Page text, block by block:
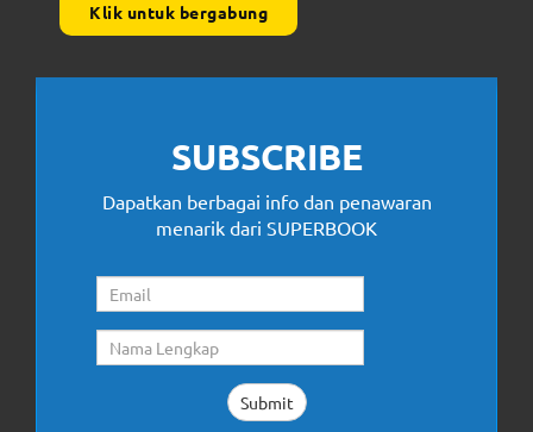
Klik untuk bergabung
SUBSCRIBE
Dapatkan berbagai info dan penawaran
menarik dari SUPERBOOK